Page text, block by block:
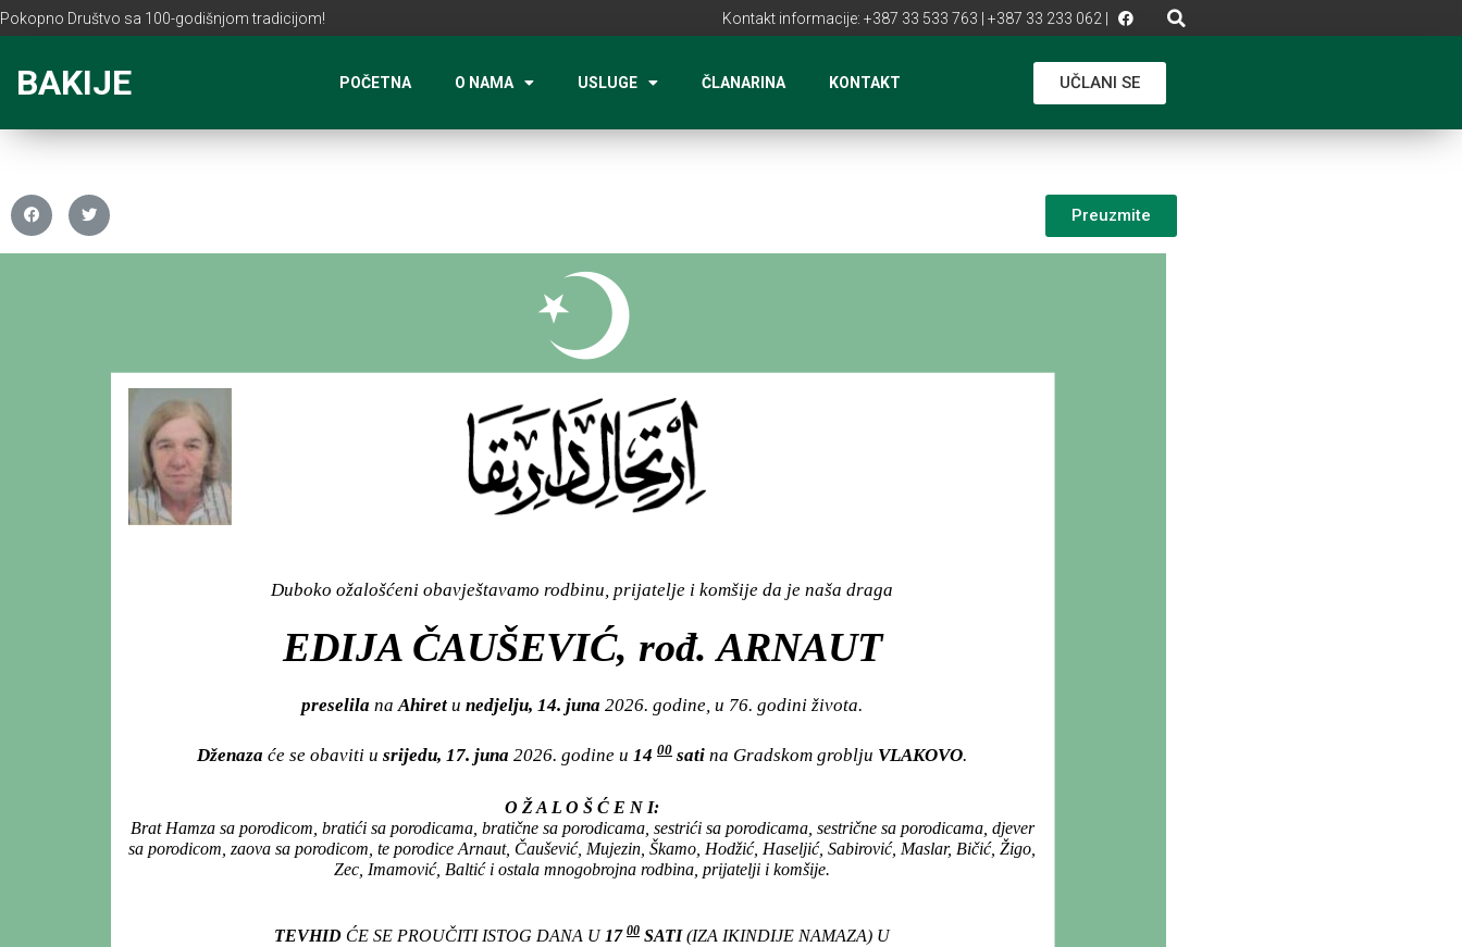
Pokopno Društvo sa 100-godišnjom tradicijom! Kontakt informacije: +387 33 533 763 | +387 33 233 062 |
BAKIJE POČETNA O NAMA USLUGE ČLANARINA KONTAKT UČLANI SE
Preuzmite
Duboko ožalošćeni obavještavamo rodbinu, prijatelje i komšije da je naša draga
EDIJA ČAUŠEVIĆ, rođ. ARNAUT
preselila na Ahiret u nedjelju, 14. juna 2026. godine, u 76. godini života.
Dženaza će se obaviti u srijedu, 17. juna 2026. godine u 14 00 sati na Gradskom groblju VLAKOVO.
O Ž A L O Š Ć E N I:
Brat Hamza sa porodicom, bratići sa porodicama, bratične sa porodicama, sestrići sa porodicama, sestrične sa porodicama, djever
sa porodicom, zaova sa porodicom, te porodice Arnaut, Čaušević, Mujezin, Škamo, Hodžić, Haseljić, Sabirović, Maslar, Bičić, Žigo,
Zec, Imamović, Baltić i ostala mnogobrojna rodbina, prijatelji i komšije.
TEVHID ĆE SE PROUČITI ISTOG DANA U 17 00 SATI(IZA IKINDIJE NAMAZA) U